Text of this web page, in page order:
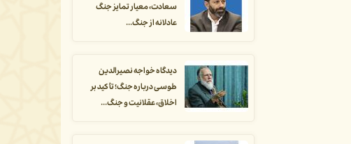
سعادت، معیار تمایز جنگ
عادلانه از جنگ...
دیدگاه خواجه نصیرالدین
طوسی درباره جنگ؛ تأکید بر
اخلاق، عقلانیت و جنگ...